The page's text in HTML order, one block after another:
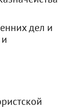
дел и